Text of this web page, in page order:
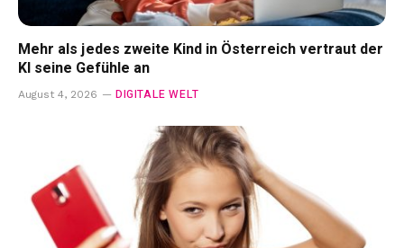
Mehr als jedes zweite Kind in Österreich vertraut der
KI seine Gefühle an
August 4, 2026 DIGITALE WELT